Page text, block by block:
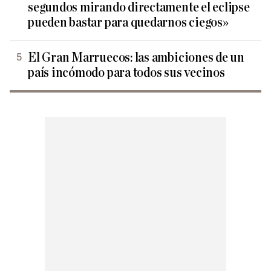
segundos mirando directamente el eclipse
pueden bastar para quedarnos ciegos»
El Gran Marruecos: las ambiciones de un
país incómodo para todos sus vecinos